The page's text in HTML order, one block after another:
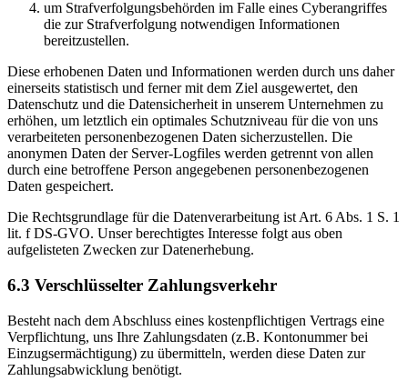
um Strafverfolgungsbehörden im Falle eines Cyberangriffes
die zur Strafverfolgung notwendigen Informationen
bereitzustellen.
Diese erhobenen Daten und Informationen werden durch uns daher
einerseits statistisch und ferner mit dem Ziel ausgewertet, den
Datenschutz und die Datensicherheit in unserem Unternehmen zu
erhöhen, um letztlich ein optimales Schutzniveau für die von uns
verarbeiteten personenbezogenen Daten sicherzustellen. Die
anonymen Daten der Server-Logfiles werden getrennt von allen
durch eine betroffene Person angegebenen personenbezogenen
Daten gespeichert.
Die Rechtsgrundlage für die Datenverarbeitung ist Art. 6 Abs. 1 S. 1
lit. f DS-GVO. Unser berechtigtes Interesse folgt aus oben
aufgelisteten Zwecken zur Datenerhebung.
6.3 Verschlüsselter Zahlungsverkehr
Besteht nach dem Abschluss eines kostenpflichtigen Vertrags eine
Verpflichtung, uns Ihre Zahlungsdaten (z.B. Kontonummer bei
Einzugsermächtigung) zu übermitteln, werden diese Daten zur
Zahlungsabwicklung benötigt.